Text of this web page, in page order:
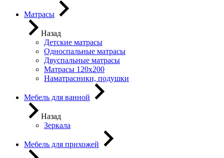
Матрасы
Назад
Детские матрасы
Односпальные матрасы
Двуспальные матрасы
Матрасы 120х200
Наматрасники, подушки
Мебель для ванной
Назад
Зеркала
Мебель для прихожей